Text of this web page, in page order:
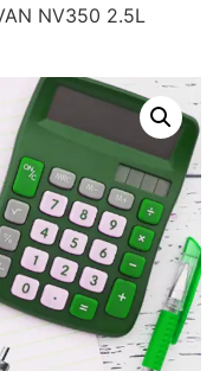
NV350 2.5L